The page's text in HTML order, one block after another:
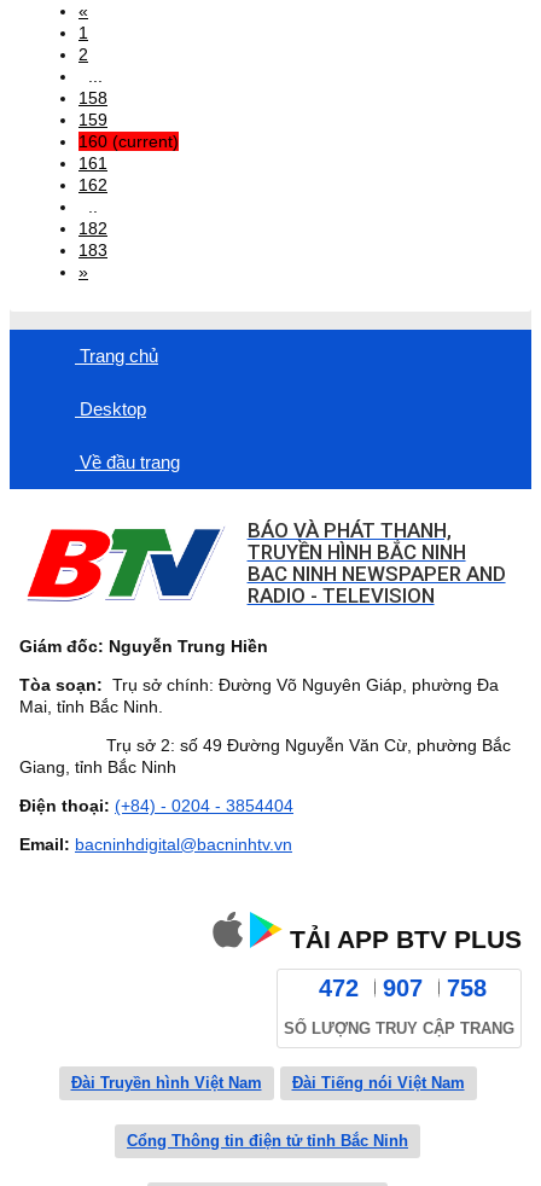
«
1
2
...
158
159
160 (current)
161
162
..
182
183
»
Trang chủ
Desktop
Về đầu trang
BÁO VÀ PHÁT THANH,
TRUYỀN HÌNH BẮC NINH
BAC NINH NEWSPAPER AND
RADIO - TELEVISION
Giám đốc: Nguyễn Trung Hiền
Tòa soạn: Trụ sở chính: Đường Võ Nguyên Giáp, phường Đa
Mai, tỉnh Bắc Ninh.
Trụ sở 2: số 49 Đường Nguyễn Văn Cừ, phường Bắc
Giang, tỉnh Bắc Ninh
Điện thoại: (+84) - 0204 - 3854404
Email: bacninhdigital@bacninhtv.vn
TẢI APP BTV PLUS
472 907 758
SỐ LƯỢNG TRUY CẬP TRANG
Đài Truyền hình Việt Nam Đài Tiếng nói Việt Nam
Cổng Thông tin điện tử tỉnh Bắc Ninh